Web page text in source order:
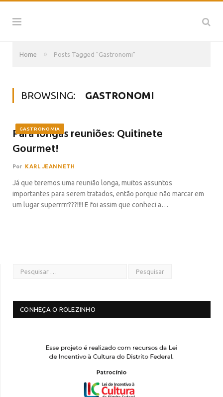
Home » Posts Tagged "Gastronomi"
BROWSING: GASTRONOMI
GASTRONOMIA
Para longas reuniões: Quitinete
Gourmet!
Por KARL JEANNETH
Já que teremos uma reunião longa, muitos assuntos
importantes para serem tratados, então porque não marcar em
um lugar superrrrr???!!!! E foi assim que conheci a…
CONHEÇA O ROLEZINHO